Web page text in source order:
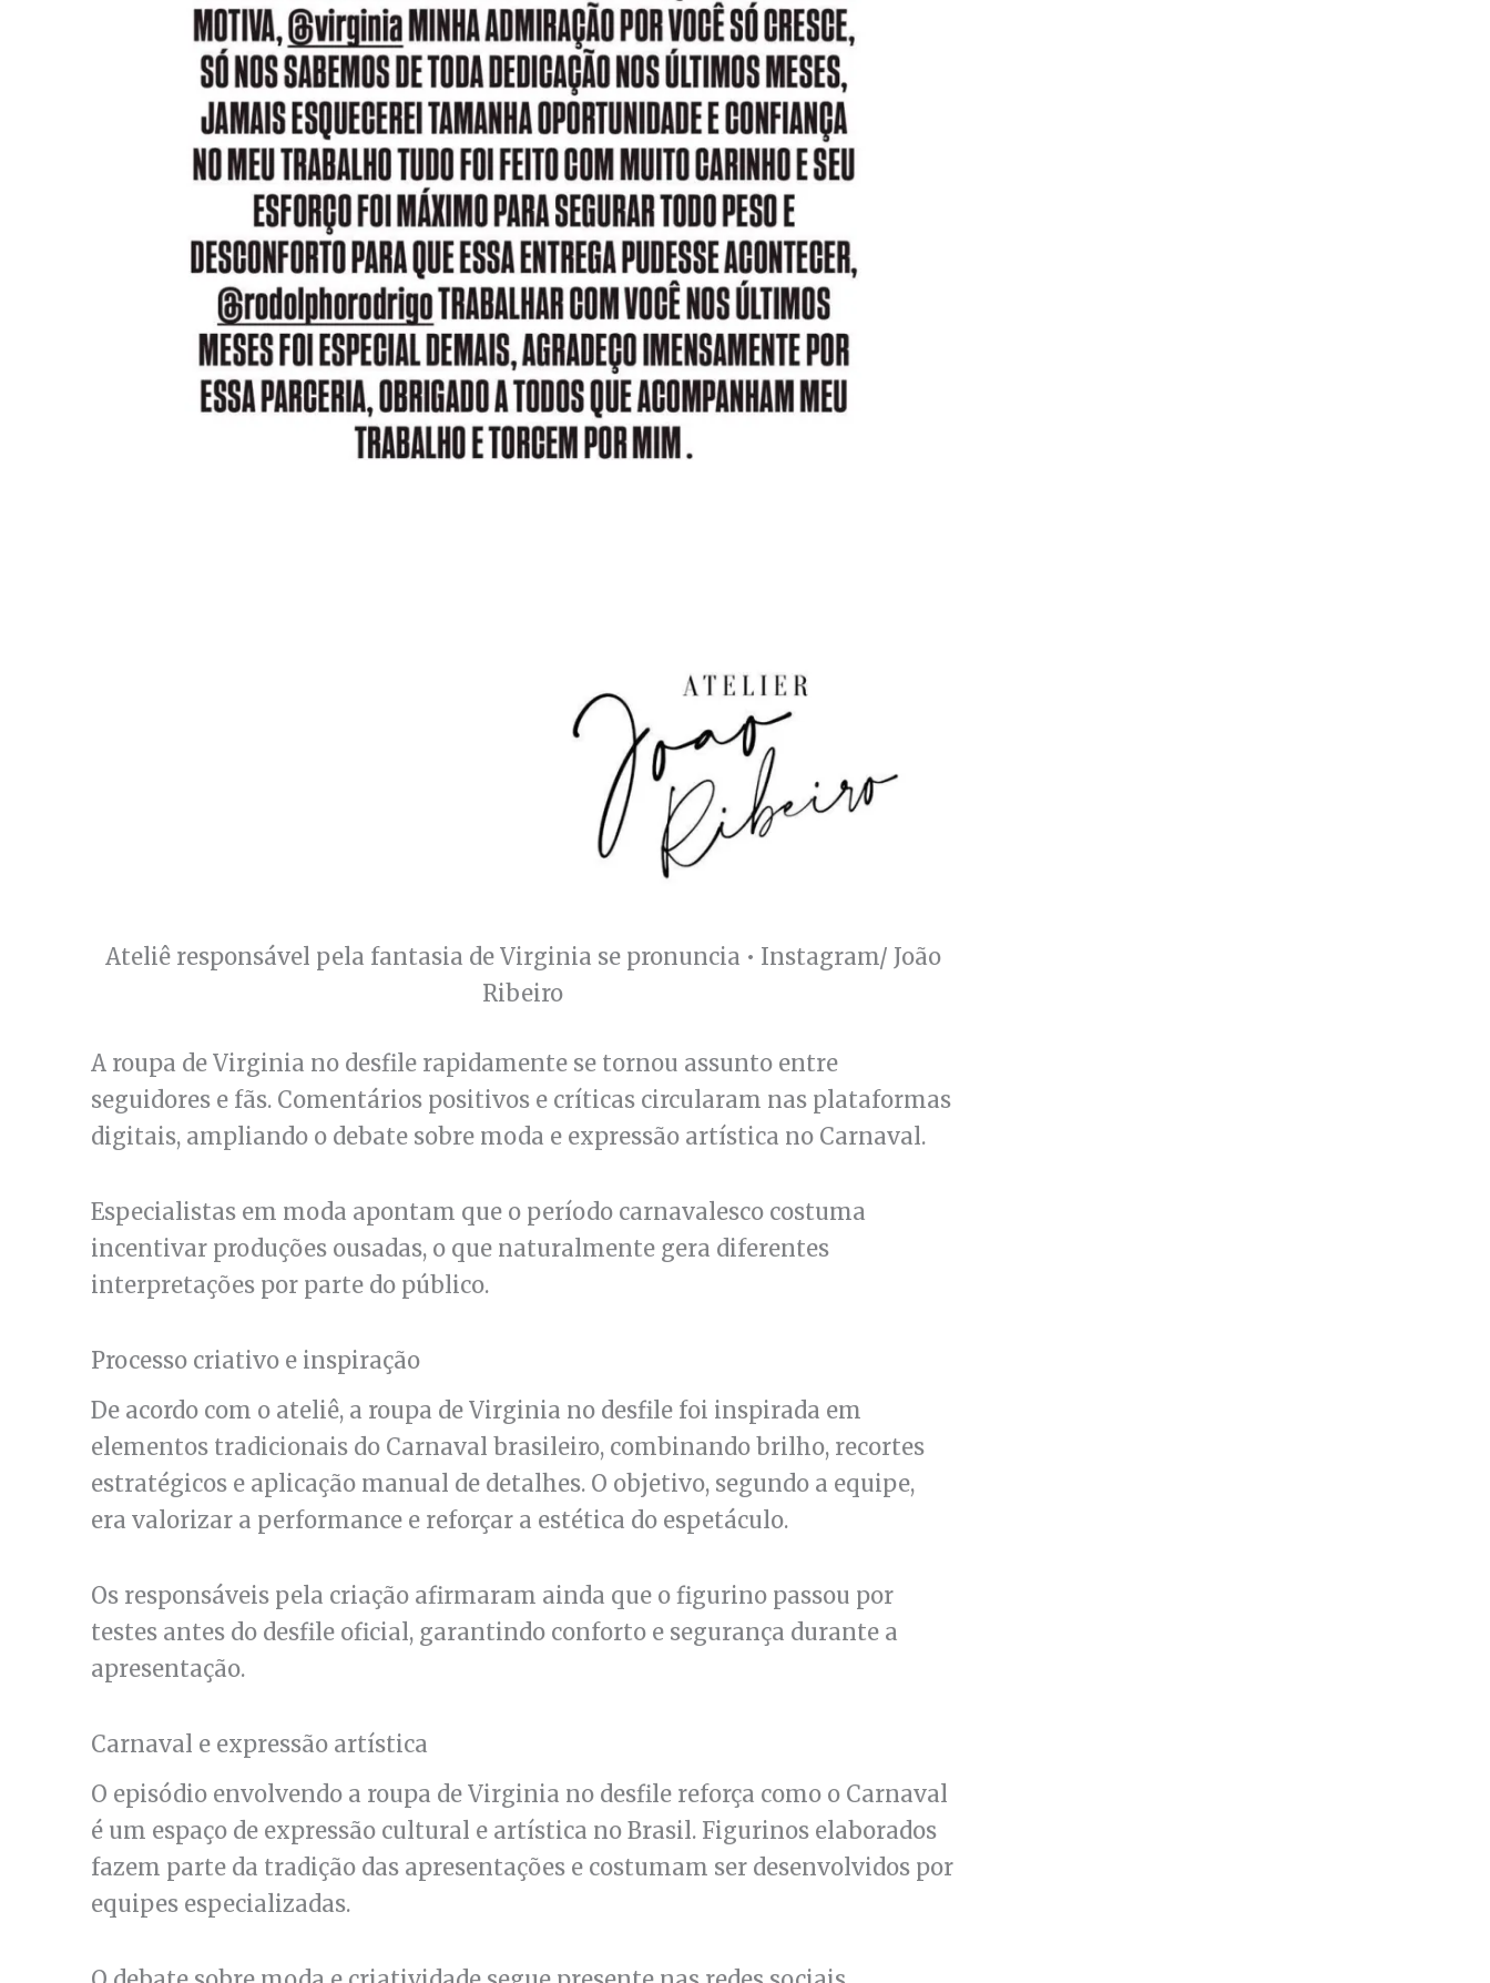
Ateliê responsável pela fantasia de Virginia se pronuncia • Instagram/ João
Ribeiro
A roupa de Virginia no desfile rapidamente se tornou assunto entre
seguidores e fãs. Comentários positivos e críticas circularam nas plataformas
digitais, ampliando o debate sobre moda e expressão artística no Carnaval.
Especialistas em moda apontam que o período carnavalesco costuma
incentivar produções ousadas, o que naturalmente gera diferentes
interpretações por parte do público.
Processo criativo e inspiração
De acordo com o ateliê, a roupa de Virginia no desfile foi inspirada em
elementos tradicionais do Carnaval brasileiro, combinando brilho, recortes
estratégicos e aplicação manual de detalhes. O objetivo, segundo a equipe,
era valorizar a performance e reforçar a estética do espetáculo.
Os responsáveis pela criação afirmaram ainda que o figurino passou por
testes antes do desfile oficial, garantindo conforto e segurança durante a
apresentação.
Carnaval e expressão artística
O episódio envolvendo a roupa de Virginia no desfile reforça como o Carnaval
é um espaço de expressão cultural e artística no Brasil. Figurinos elaborados
fazem parte da tradição das apresentações e costumam ser desenvolvidos por
equipes especializadas.